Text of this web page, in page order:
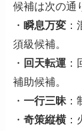
候補は次の通
・ 瞬息万変
須級候補。
・ 回天転運
補助候補。
・一行三昧：
・奇策縦横